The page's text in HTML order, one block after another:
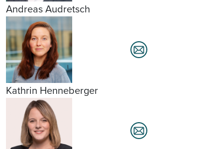
Andreas Audretsch
Kathrin Henneberger